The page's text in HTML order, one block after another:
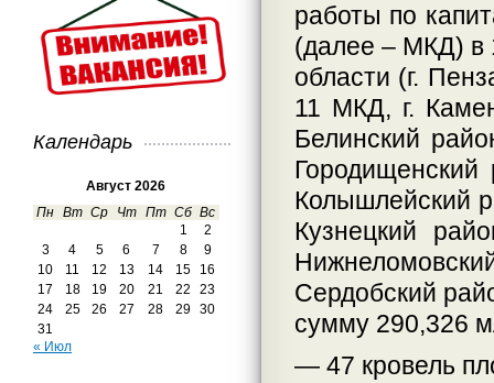
Календарь
Август 2026
Пн Вт Ср Чт Пт Сб Вс
1
2
3
4 5 6 7 8
9
10
11 12 13 14 15
16
17
18 19 20 21 22
23
24
25 26 27 28 29
30
31
« Июл
работы по
(далее – МКД) в
области (г.
11 МКД, г.
Белинский
Колышлейский
Кузнецкий
Сердобский
сумму 290,326
— 47 кровель